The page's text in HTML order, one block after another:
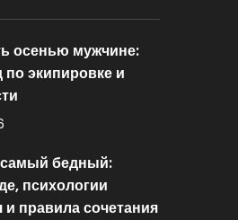
осенью мужчине:
экипировке и
самый бедный:
психологии
и правила сочетания